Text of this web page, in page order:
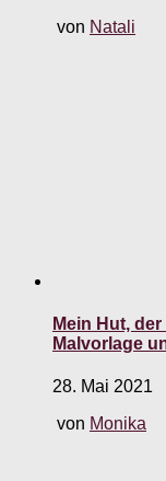
von Natali
Mein Hut,
Malvorlage
28. Mai 2021
von Monika